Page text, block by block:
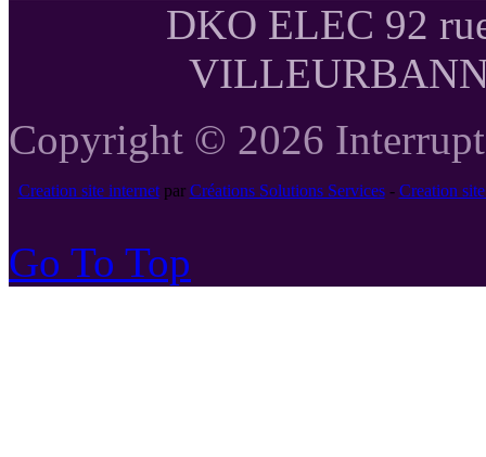
DKO ELEC 92
Copyright © 2026
Creation site internetpar Créations Solutions Services- Creation
Go To Top